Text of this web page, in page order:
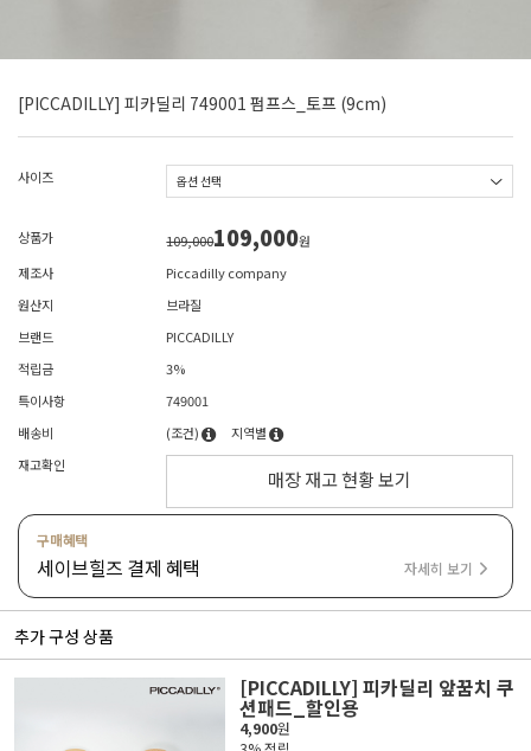
[PICCADILLY] 피카딜리 749001 펌프스_토프 (9cm)
사이즈
상품가 109,000109,000원
제조사
Piccadilly company
원산지
브라질
브랜드
PICCADILLY
적립금
3%
특이사항
749001
배송비
(조건)
지역별
재고확인
매장 재고 현황 보기
구매혜택
세이브힐즈 결제 혜택 자세히 보기
추가 구성 상품
[PICCADILLY] 피카딜리 앞꿈치 쿠
션패드_할인용
4,900원